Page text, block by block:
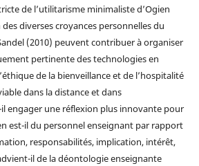
de l’utilitarisme minimaliste d’Ogien
diverses croyances personnelles du
(2010) peuvent contribuer à organiser
pertinente des technologies en
de la bienveillance et de l’hospitalité
dans la distance et dans
il engager une réflexion plus innovante pour
est-il du personnel enseignant par rapport
responsabilités, implication, intérêt,
il de la déontologie enseignante